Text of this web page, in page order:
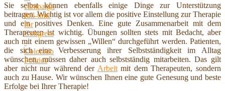
Sie selbst können ebenfalls einige Dinge zur Unterstützung
beitragen. Wichtig ist vor allem die positive Einstellung zur Therapie
und ein positives Denken. Eine gute Zusammenarbeit mit dem
Therapeuten ist wichtig. Übungen sollten stets mit Bedacht, aber
auch mit einem gewissen „Willen“ durchgeführt werden. Patienten,
die sich eine Verbesserung ihrer Selbstständigkeit im Alltag
wünschen, müssen daher auch selbstständig mitarbeiten. Das gilt
aber nicht nur während der Arbeitmit dem Therapeuten, sondern
auch zu Hause. Wir wünschen Ihnen eine gute Genesung und beste
Erfolge bei Ihrer Therapie!